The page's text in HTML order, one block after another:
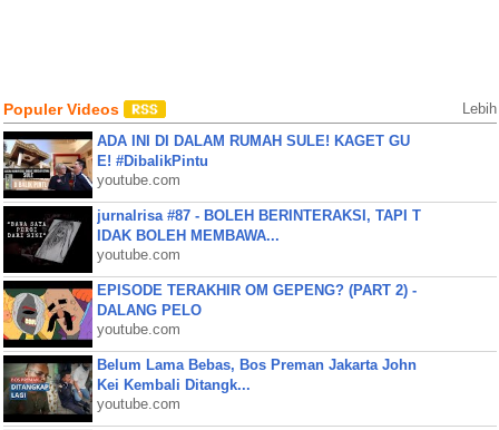
Populer Videos Lebih
ADA INI DI DALAM RUMAH SULE! KAGET GU
E! #DibalikPintu
youtube.com
jurnalrisa #87 - BOLEH BERINTERAKSI, TAPI T
IDAK BOLEH MEMBAWA...
youtube.com
EPISODE TERAKHIR OM GEPENG? (PART 2) -
DALANG PELO
youtube.com
Belum Lama Bebas, Bos Preman Jakarta John
Kei Kembali Ditangk...
youtube.com